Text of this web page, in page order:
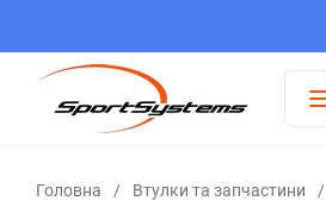
Головна / Втулки та запчастини /